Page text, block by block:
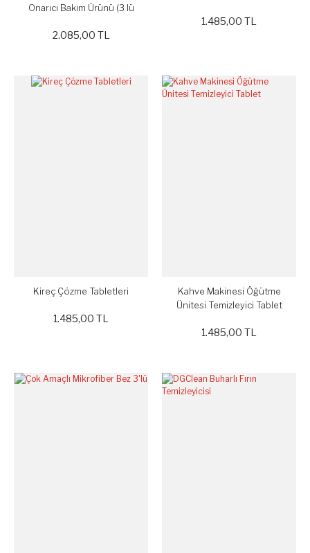
Onarıcı Bakım Ürünü (3 lü
2.085,00 TL
1.485,00 TL
Kireç Çözme Tabletleri
1.485,00 TL
Kahve Makinesi Öğütme
Ünitesi Temizleyici Tablet
1.485,00 TL